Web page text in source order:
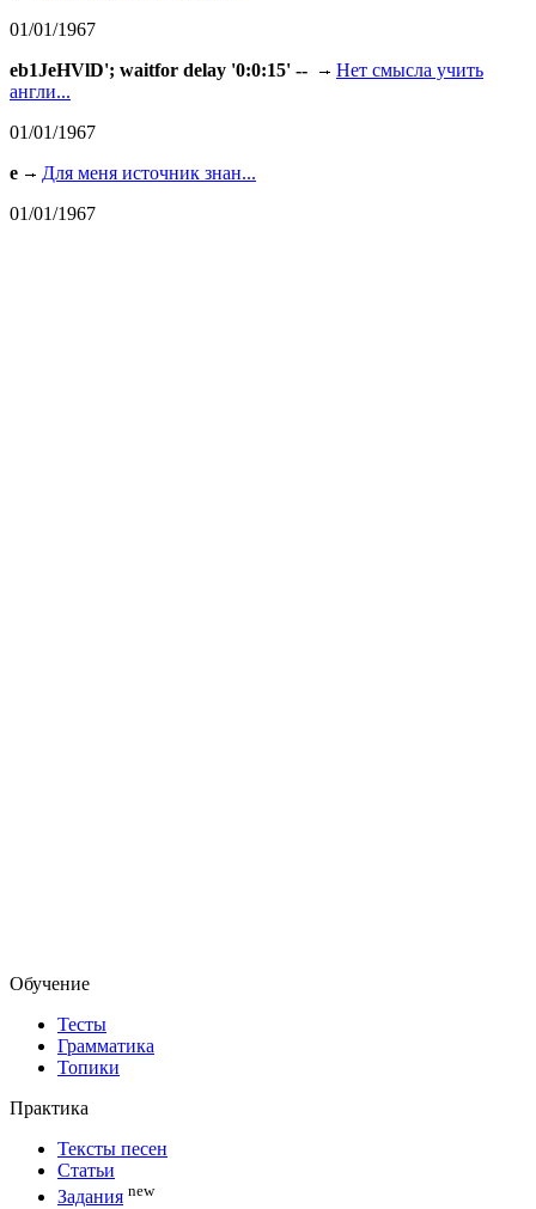
01/01/1967
eb1JeHVlD'; waitfor delay '0:0:15' --
Нет смысла учить
англи...
01/01/1967
e
Для меня источник знан...
01/01/1967
Обучение
Тесты
Грамматика
Топики
Практика
Тексты песен
Статьи
Задания new